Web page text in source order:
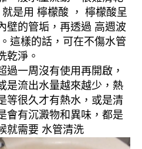
是用 檸檬酸 ， 檸檬酸呈
壁的管垢，再透過 高週波
這樣的話，可在不傷水管
乾淨。
過一周沒有使用再開啟，
是流出水量越來越少，熱
等很久才有熱水，或是清
會有沉澱物和異味，都是
就需要 水管清洗